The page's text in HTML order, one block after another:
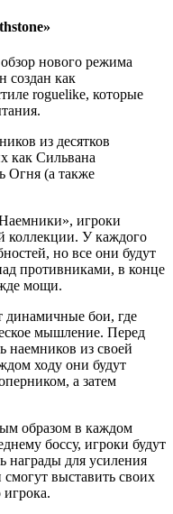
нового режима
как
roguelike, которые
из десятков
как Сильвана
Огня (а также
игроки
коллекции. У каждого
но все они будут
противниками, в конце
мощи.
динамичные бои, где
мышление. Перед
наемников из своей
ходу они будут
а затем
образом в каждом
боссу, игроки будут
награды для усиления
выставить своих